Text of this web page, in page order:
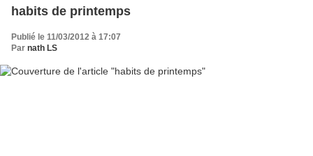
habits de printemps
Publié le 11/03/2012 à 17:07
Par nath LS